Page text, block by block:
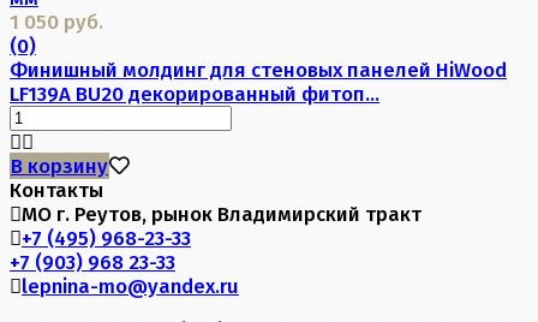
1 050 руб.
(0)
Финишный молдинг для стеновых панелей HiWood
LF139A BU20 декорированный фитоп...
В корзину
Контакты
МО г. Реутов, рынок Владимирский тракт
+7 (495) 968-23-33
+7 (903) 968 23-33
lepnina-mo@yandex.ru